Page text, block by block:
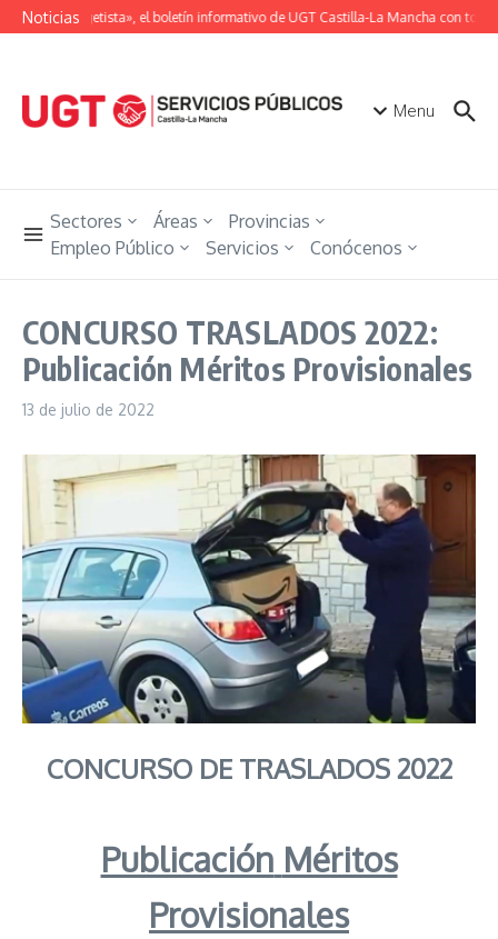
Saltar al contenido
Noticias
«Unión Ugetista», el boletín informativo de UGT Castilla-La Mancha con toda
Menu
Sectores Áreas
Provincias
Empleo Público
Servicios Conócenos
CONCURSO TRASLADOS 2022:
Publicación Méritos Provisionales
13 de julio de 2022
CONCURSODE TRASLADOS 2022
Publicación Méritos
Provisionales